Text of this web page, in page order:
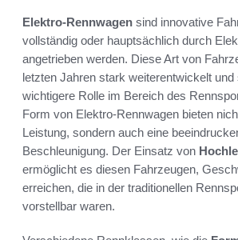
Elektro-Rennwagen sind innovative
vollständig oder hauptsächlich durch
angetrieben werden. Diese Art von
letzten Jahren stark weiterentwickelt
wichtigere Rolle im Bereich des
Form von Elektro-Rennwagen bieten
Leistung, sondern auch eine
Beschleunigung. Der Einsatz von
ermöglicht es diesen Fahrzeugen,
erreichen, die in der traditionellen
vorstellbar waren.